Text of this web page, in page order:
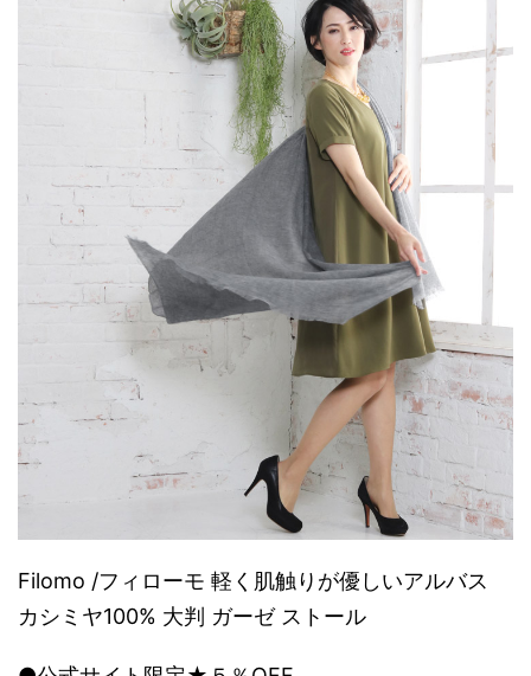
Filomo /フィローモ 軽く肌触りが優しいアルバス
カシミヤ100% 大判 ガーゼ ストール